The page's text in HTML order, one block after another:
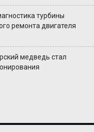
турбины
ремонта двигателя
медведь стал